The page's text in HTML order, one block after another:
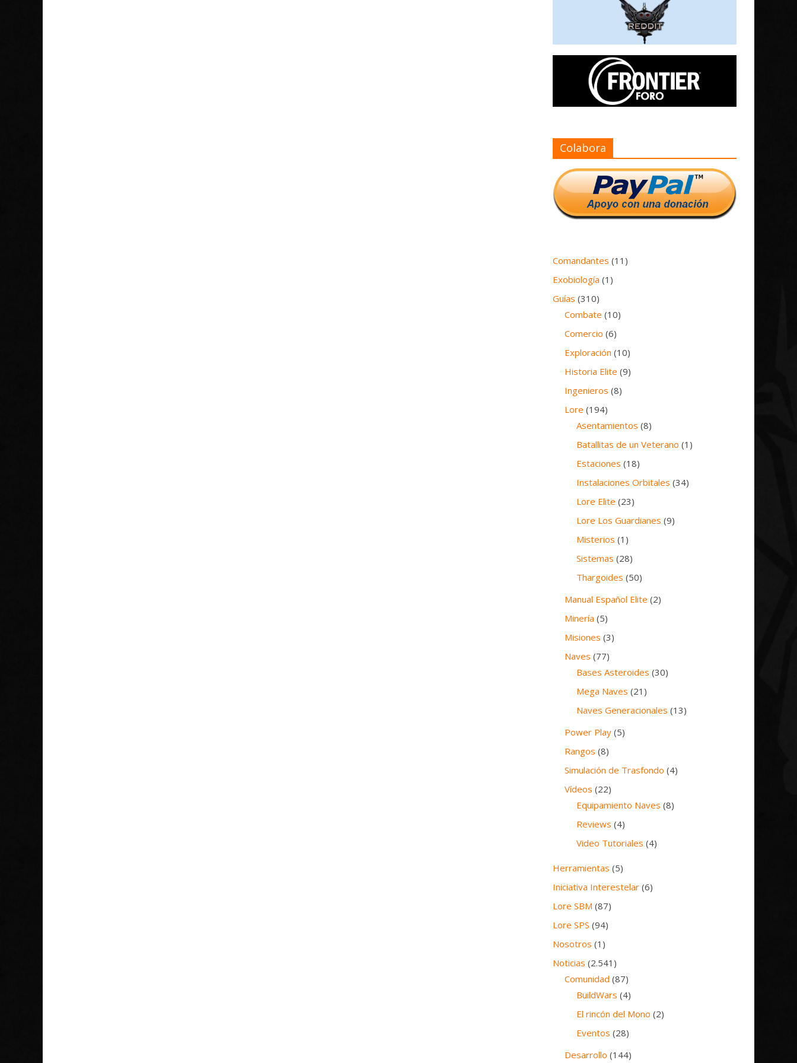
Colabora
Comandantes (11)
Exobiología (1)
Guías (310)
Combate (10)
Comercio (6)
Exploración (10)
Historia Elite (9)
Ingenieros (8)
Lore (194)
Asentamientos (8)
Batallitas de un Veterano (1)
Estaciones (18)
Instalaciones Orbitales (34)
Lore Elite (23)
Lore Los Guardianes (9)
Misterios (1)
Sistemas (28)
Thargoides (50)
Manual Español Elite (2)
Minería (5)
Misiones (3)
Naves (77)
Bases Asteroides (30)
Mega Naves (21)
Naves Generacionales (13)
Power Play (5)
Rangos (8)
Simulación de Trasfondo (4)
Vídeos (22)
Equipamiento Naves (8)
Reviews (4)
Video Tutoriales (4)
Herramientas (5)
Iniciativa Interestelar (6)
Lore SBM (87)
Lore SPS (94)
Nosotros (1)
Noticias (2.541)
Comunidad (87)
BuildWars (4)
El rincón del Mono (2)
Eventos (28)
Desarrollo (144)